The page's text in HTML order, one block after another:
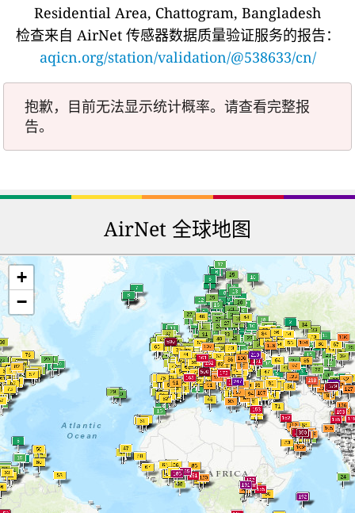
Residential Area, Chattogram, Bangladesh
检查来自 AirNet 传感器数据质量验证服务的报告：
aqicn.org/station/validation/@538633/cn/
抱歉，目前无法显示统计概率。请查看完整报
告。
AirNet 全球地图
+
−